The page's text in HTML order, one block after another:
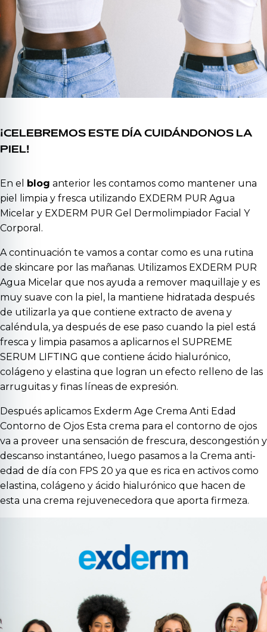
¡CELEBREMOS ESTE DÍA CUIDÁNDONOS LA
PIEL!
En el blog anterior les contamos como mantener una
piel limpia y fresca utilizando EXDERM PUR Agua
Micelar y EXDERM PUR Gel Dermolimpiador Facial Y
Corporal.
A continuación te vamos a contar como es una rutina
de skincare por las mañanas. Utilizamos EXDERM PUR
Agua Micelar que nos ayuda a remover maquillaje y es
muy suave con la piel, la mantiene hidratada después
de utilizarla ya que contiene extracto de avena y
caléndula, ya después de ese paso cuando la piel está
fresca y limpia pasamos a aplicarnos el SUPREME
SERUM LIFTING que contiene ácido hialurónico,
colágeno y elastina que logran un efecto relleno de las
arruguitas y finas líneas de expresión.
Después aplicamos Exderm Age Crema Anti Edad
Contorno de Ojos Esta crema para el contorno de ojos
va a proveer una sensación de frescura, descongestión y
descanso instantáneo, luego pasamos a la Crema anti-
edad de día con FPS 20 ya que es rica en activos como
elastina, colágeno y ácido hialurónico que hacen de
esta una crema rejuvenecedora que aporta firmeza.